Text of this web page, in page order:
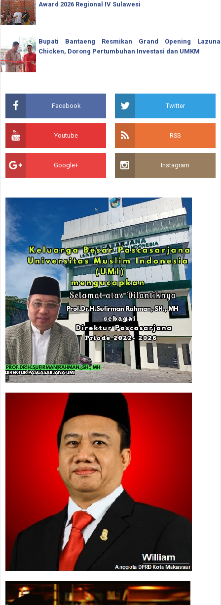
Award 2026 Regional IV Sulawesi
Bupati Bantaeng Resmikan Grand Opening Lazuna
Chicken, Dorong Pertumbuhan Investasi dan UMKM
Facebook Twitter
Youtube RSS
Google+ Instagram